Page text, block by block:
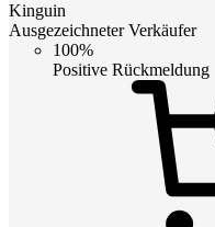
Kinguin
Ausgezeichneter Verkäufer
100%
Positive Rückmeldung